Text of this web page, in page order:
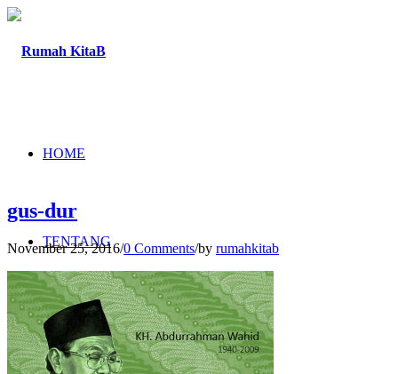
HOME
TENTANG
PROGRAM
gus-dur
November 25, 2016/0 Comments/by rumahkitab